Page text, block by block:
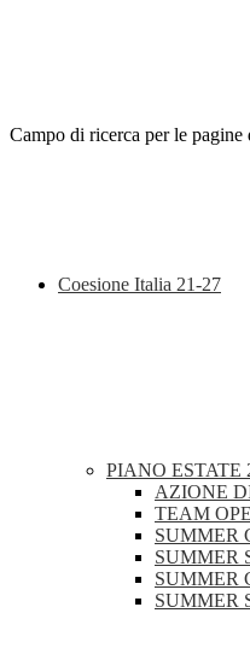
Campo di ricerca per le pagine
Coesione Italia 21-27
PIANO ESTATE
AZIONE
TEAM
SUMMER
SUMMER
SUMMER
SUMMER